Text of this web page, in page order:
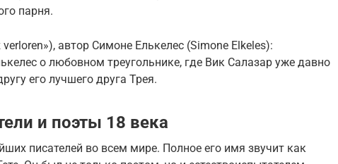
парня.
verloren»), автор Симоне Елькелес (Simone Elkeles):
о любовном треугольнике, где Вик Салазар уже давно
его лучшего друга Трея.
и поэты 18 века
писателей во всем мире. Полное его имя звучит как